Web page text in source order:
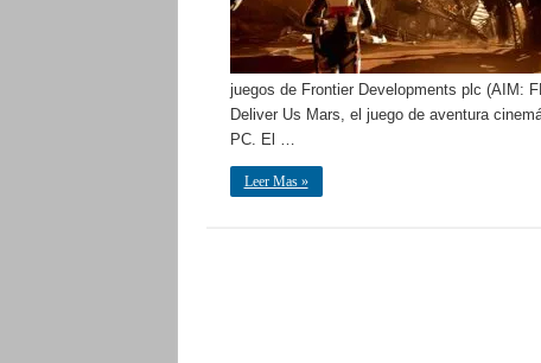
juegos de Frontier Developments plc (AIM:
Deliver Us Mars, el juego de aventura
PC. El …
Leer Mas »